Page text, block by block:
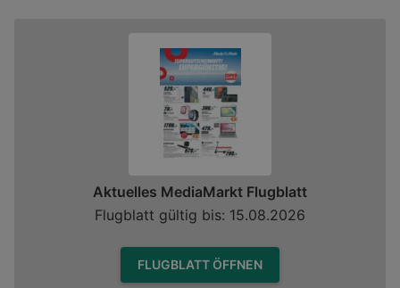
Aktuelles MediaMarkt Flugblatt
Flugblatt gültig bis: 15.08.2026
FLUGBLATT ÖFFNEN